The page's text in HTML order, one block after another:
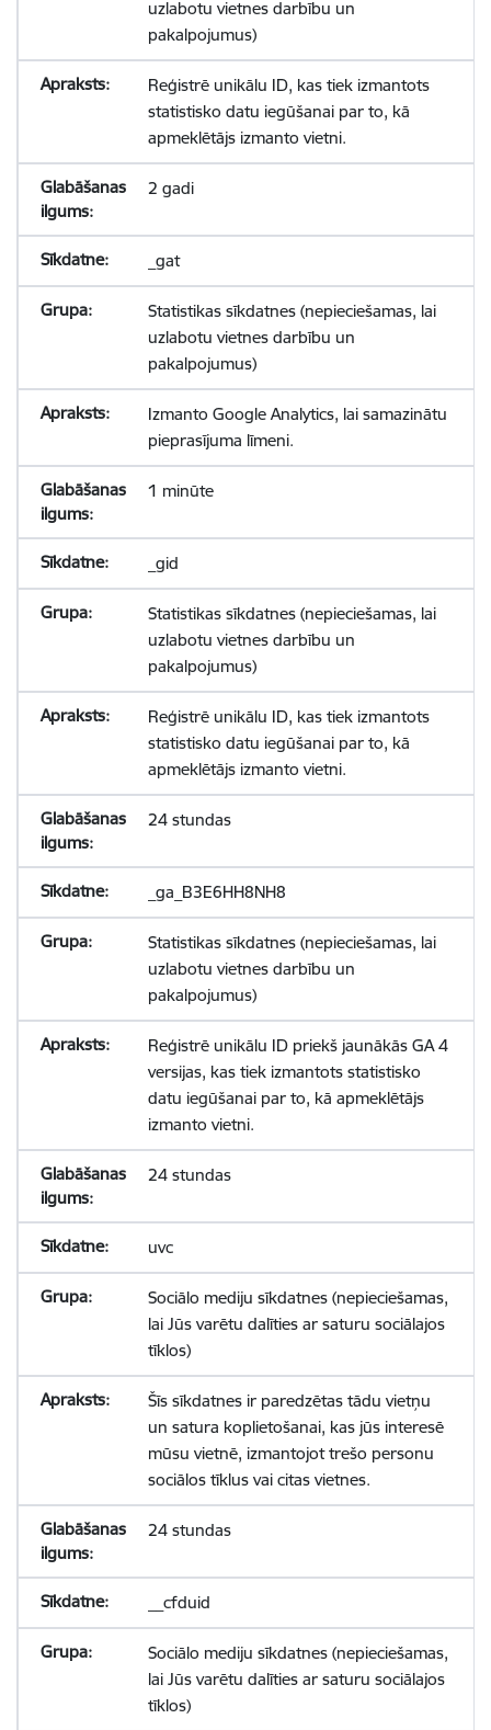
uzlabotu vietnes darbību un
pakalpojumus)
Reģistrē unikālu ID, kas tiek izmantots
statistisko datu iegūšanai par to, kā
apmeklētājs izmanto vietni.
2 gadi
_gat
Statistikas sīkdatnes (nepieciešamas, lai
uzlabotu vietnes darbību un
pakalpojumus)
Izmanto Google Analytics, lai samazinātu
pieprasījuma līmeni.
1 minūte
_gid
Statistikas sīkdatnes (nepieciešamas, lai
uzlabotu vietnes darbību un
pakalpojumus)
Reģistrē unikālu ID, kas tiek izmantots
statistisko datu iegūšanai par to, kā
apmeklētājs izmanto vietni.
24 stundas
_ga_B3E6HH8NH8
Statistikas sīkdatnes (nepieciešamas, lai
uzlabotu vietnes darbību un
pakalpojumus)
Reģistrē unikālu ID priekš jaunākās GA 4
versijas, kas tiek izmantots statistisko
datu iegūšanai par to, kā apmeklētājs
izmanto vietni.
24 stundas
uvc
Sociālo mediju sīkdatnes (nepieciešamas,
lai Jūs varētu dalīties ar saturu sociālajos
tīklos)
Šīs sīkdatnes ir paredzētas tādu vietņu
un satura koplietošanai, kas jūs interesē
mūsu vietnē, izmantojot trešo personu
sociālos tīklus vai citas vietnes.
24 stundas
__cfduid
Sociālo mediju sīkdatnes (nepieciešamas,
lai Jūs varētu dalīties ar saturu sociālajos
tīklos)